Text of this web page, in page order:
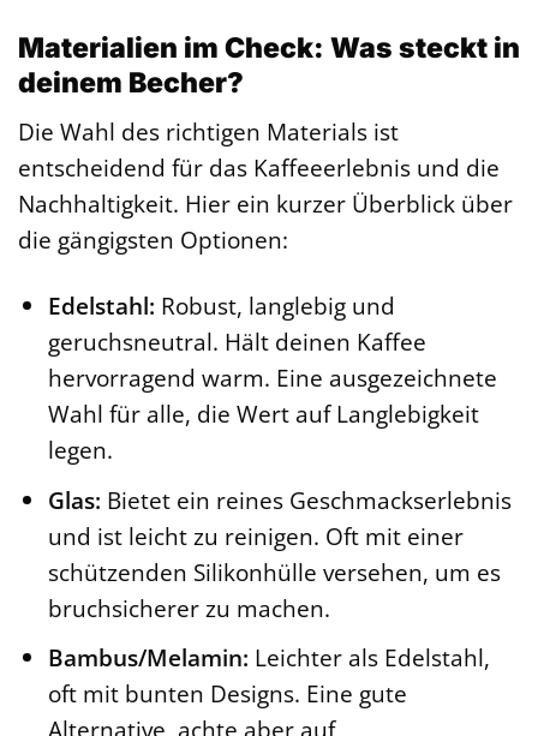
Materialien im Check: Was steckt in
deinem Becher?
Die Wahl des richtigen Materials ist
entscheidend für das Kaffeeerlebnis und die
Nachhaltigkeit. Hier ein kurzer Überblick über
die gängigsten Optionen:
Edelstahl: Robust, langlebig und
geruchsneutral. Hält deinen Kaffee
hervorragend warm. Eine ausgezeichnete
Wahl für alle, die Wert auf Langlebigkeit
legen.
Glas: Bietet ein reines Geschmackserlebnis
und ist leicht zu reinigen. Oft mit einer
schützenden Silikonhülle versehen, um es
bruchsicherer zu machen.
Bambus/Melamin: Leichter als Edelstahl,
oft mit bunten Designs. Eine gute